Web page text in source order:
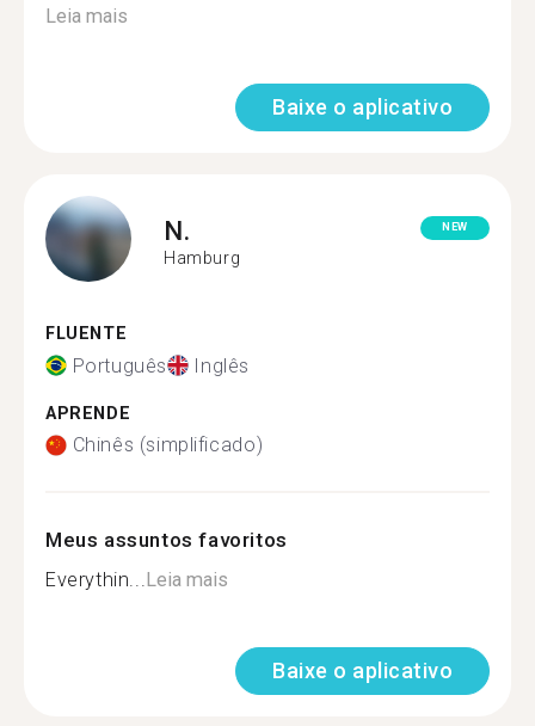
Leia mais
Baixe o aplicativo
N.
Hamburg
NEW
FLUENTE
Português Inglês
APRENDE
Chinês (simplificado)
Meus assuntos favoritos
Everythin...Leia mais
Baixe o aplicativo